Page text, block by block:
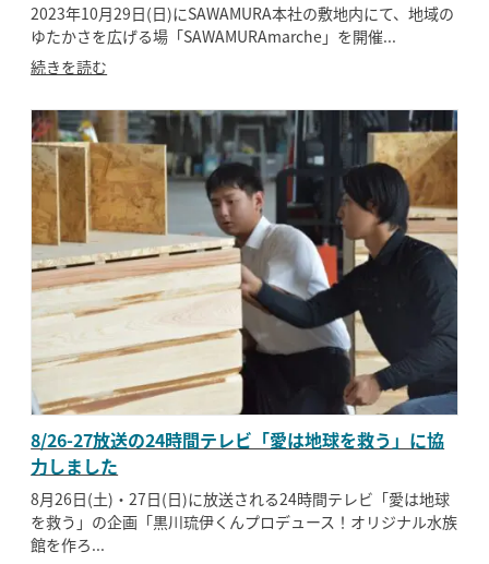
2023年10月29日(日)にSAWAMURA本社の敷地内にて、地域の
ゆたかさを広げる場「SAWAMURAmarche」を開催...
続きを読む
8/26-27放送の24時間テレビ「愛は地球を救う」に協
力しました
8月26日(土)・27日(日)に放送される24時間テレビ「愛は地球
を救う」の企画「黒川琉伊くんプロデュース！オリジナル水族
館を作ろ...